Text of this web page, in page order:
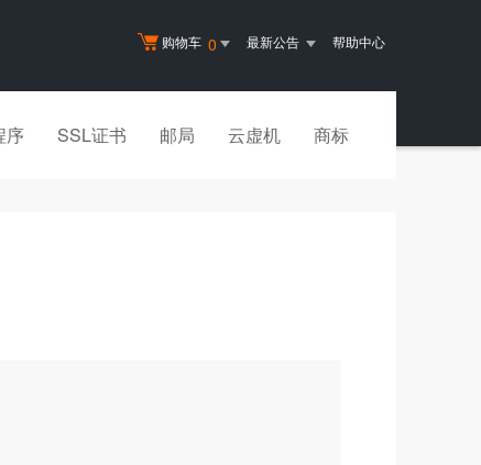
购物车 0 最新公告 帮助中心
序 SSL证书 邮局 云虚机 商标